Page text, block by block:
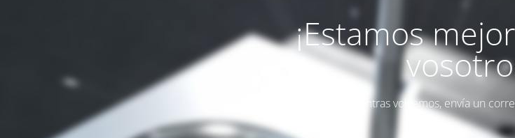
¡Estamos
Si necesitas algo mientras volvemos, envía un